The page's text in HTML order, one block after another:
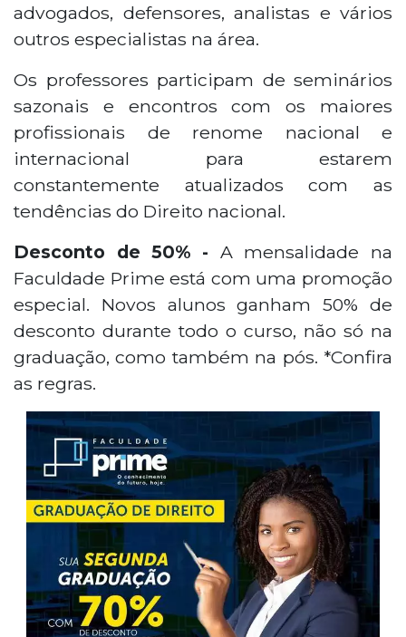
advogados, defensores, analistas e vários
outros especialistas na área.
Os professores participam de seminários
sazonais e encontros com os maiores
profissionais de renome nacional e
internacional para estarem
constantemente atualizados com as
tendências do Direito nacional.
Desconto de 50% - A mensalidade na
Faculdade Prime está com uma promoção
especial. Novos alunos ganham 50% de
desconto durante todo o curso, não só na
graduação, como também na pós. *Confira
as regras.